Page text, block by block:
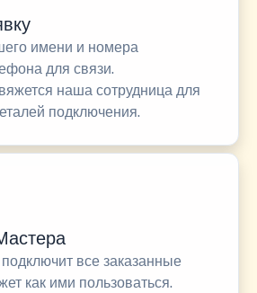
имени и номера
для связи.
наша сотрудница для
подключения.
все заказанные
как ими пользоваться.